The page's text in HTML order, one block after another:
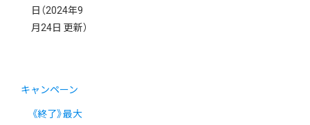
日 （2024年9
月24日 更新）
キャンペーン
《終了》最大